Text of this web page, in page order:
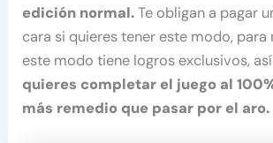
edición normal.Te obligan a pagar
cara si quieres tener este modo,
este modo tiene logros exclusivos,
quieres completar el juego al
más remedio que pasar por el aro.